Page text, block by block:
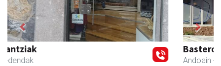
Bastero Kulturgunea
Andoain
Previous Next